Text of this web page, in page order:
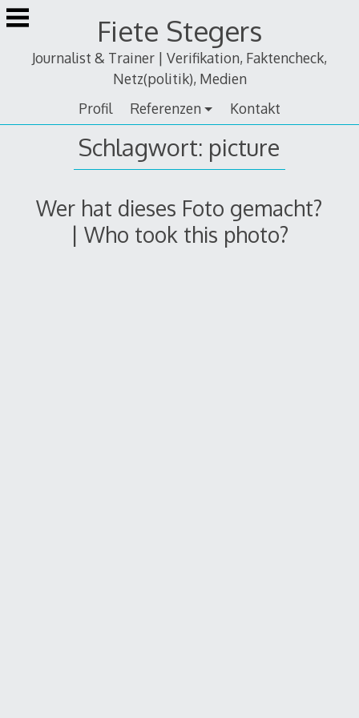
Zum
Inhalt
Fiete Stegers
Journalist & Trainer | Verifikation, Faktencheck,
Netz(politik), Medien
Profil
Referenzen Kontakt
Schlagwort: picture
Wer hat dieses Foto gemacht?
| Who took this photo?